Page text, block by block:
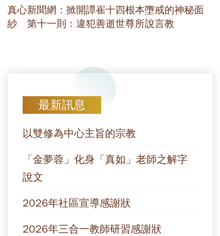
真心新聞網：掀開譚崔十四根本墮戒的神秘面
紗 第十一則：違犯善逝世尊所說言教
最新訊息
以雙修為中心主旨的宗教
「金夢蓉」化身「真如」老師之解字
說文
2026年社區宣導感謝狀
2026年三合一教師研習感謝狀